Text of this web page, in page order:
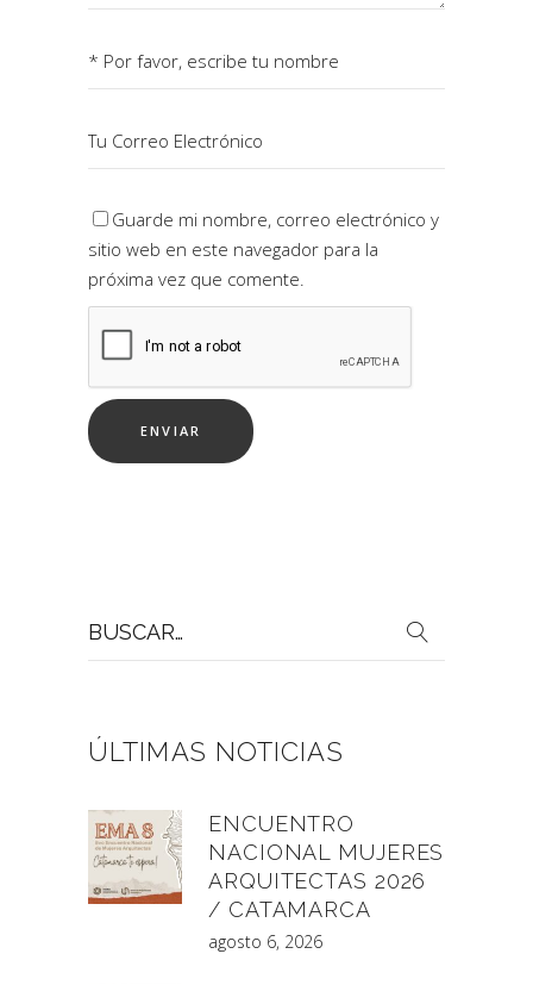
Guarde mi nombre, correo electrónico y
sitio web en este navegador para la
próxima vez que comente.
por:
ÚLTIMAS NOTICIAS
ENCUENTRO
NACIONAL MUJERES
ARQUITECTAS 2026
/ CATAMARCA
agosto 6, 2026